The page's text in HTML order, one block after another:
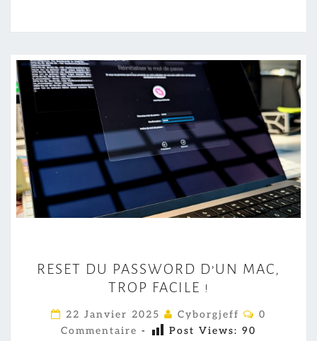
E
S
E
T
RESET DU PASSWORD D’UN MAC,
TROP FACILE !
22 Janvier 2025 Cyborgjeff
C
0
Commentaire - Post Views: 90